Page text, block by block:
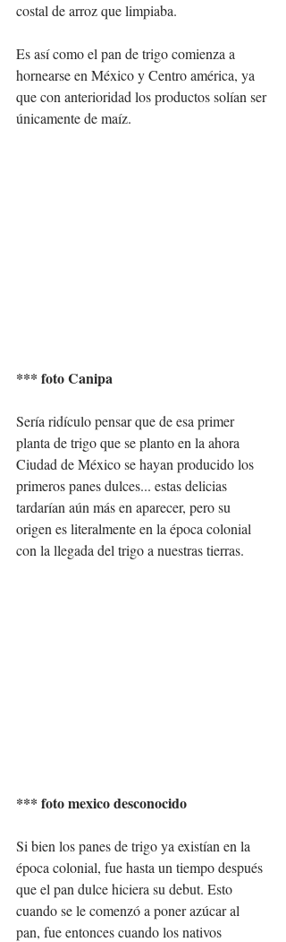
costal de arroz que limpiaba.
Es así como el pan de trigo comienza a
hornearse en México y Centro américa, ya
que con anterioridad los productos solían ser
únicamente de maíz.
*** foto Canipa
Sería ridículo pensar que de esa primer
planta de trigo que se planto en la ahora
Ciudad de México se hayan producido los
primeros panes dulces... estas delicias
tardarían aún más en aparecer, pero su
origen es literalmente en la época colonial
con la llegada del trigo a nuestras tierras.
*** foto mexico desconocido
Si bien los panes de trigo ya existían en la
época colonial, fue hasta un tiempo después
que el pan dulce hiciera su debut. Esto
cuando se le comenzó a poner azúcar al
pan, fue entonces cuando los nativos